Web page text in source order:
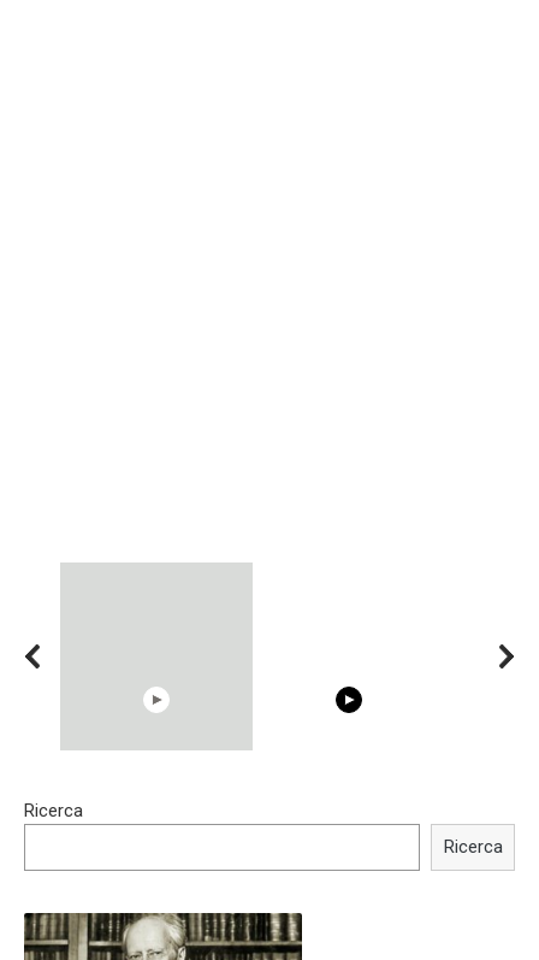
Trying BOLLYWOOD
Shocking illusion - Pretty
Ricerca
Ricerca